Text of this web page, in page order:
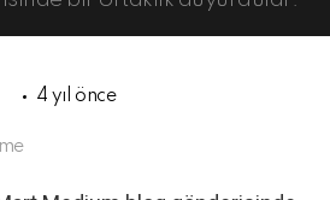
4 yıl önce